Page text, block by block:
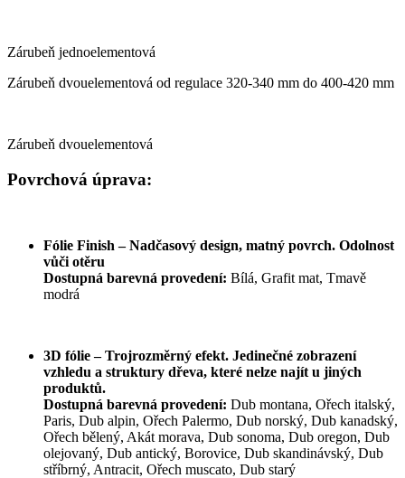
Zárubeň jednoelementová
Zárubeň dvouelementová od regulace 320-340 mm do 400-420 mm
Zárubeň dvouelementová
Povrchová úprava:
Fólie Finish – Nadčasový design, matný povrch. Odolnost
vůči otěru
Dostupná barevná provedení: Bílá, Grafit mat, Tmavě
modrá
3D fólie – Trojrozměrný efekt. Jedinečné zobrazení
vzhledu a struktury dřeva, které nelze najít u jiných
produktů.
Dostupná barevná provedení: Dub montana, Ořech italský,
Paris, Dub alpin, Ořech Palermo, Dub norský, Dub kanadský,
Ořech bělený, Akát morava, Dub sonoma, Dub oregon, Dub
olejovaný, Dub antický, Borovice, Dub skandinávský, Dub
stříbrný, Antracit, Ořech muscato, Dub starý